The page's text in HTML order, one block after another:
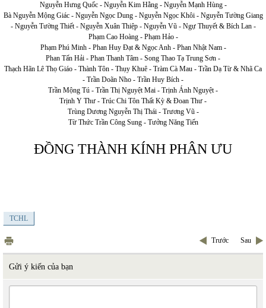
Nguyễn Hưng Quốc - Nguyễn Kim Hằng - Nguyễn Mạnh Hùng -
Bà Nguyễn Mộng Giác - Nguyễn Ngọc Dung - Nguyễn Ngọc Khôi - Nguyễn Tường Giang
- Nguyễn Tường Thiết - Nguyễn Xuân Thiệp - Nguyễn Vũ - Ngự Thuyết & Bích Lan -
Phạm Cao Hoàng - Phạm Hảo -
Phạm Phú Minh - Phan Huy Đạt & Ngọc Anh - Phan Nhật Nam -
Phan Tấn Hải - Phan Thanh Tâm - Song Thao Tạ Trung Sơn -
Thạch Hãn Lê Thọ Giáo - Thành Tôn - Thụy Khuê - Tràm Cà Mau - Trần Dạ Từ & Nhã Ca
- Trần Doãn Nho - Trần Huy Bích -
Trần Mộng Tú - Trần Thị Nguyệt Mai - Trịnh Ánh Nguyệt -
Trịnh Y Thư - Trúc Chi Tôn Thất Kỳ & Đoan Thư -
Trùng Dương Nguyễn Thị Thái - Trương Vũ -
Từ Thức Trần Công Sung - Tưởng Năng Tiến
ĐỒNG THÀNH KÍNH PHÂN ƯU
TCHL
Trước Sau
Gửi ý kiến của bạn